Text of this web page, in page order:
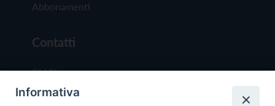
Abbonamenti
Contatti
Chi Siamo
Redazione
Informativa